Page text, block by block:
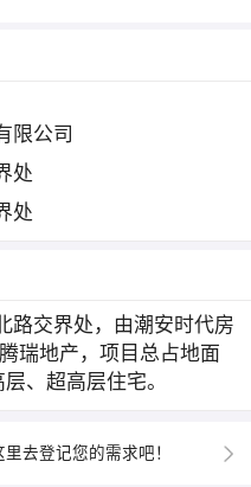
限公司
处
处
路交界处，由潮安时代房
瑞地产，项目总占地面
、超高层住宅。
去登记您的需求吧！